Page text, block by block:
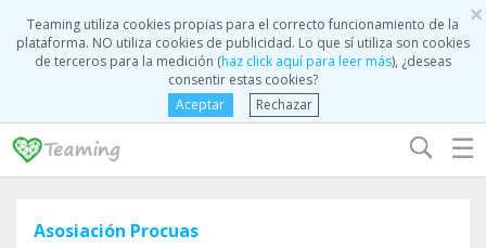
×
Teaming utiliza cookies propias para el correcto funcionamiento de la
plataforma. NO utiliza cookies de publicidad. Lo que sí utiliza son cookies
de terceros para la medición (haz click aquí para leer más), ¿deseas
consentir estas cookies?
Aceptar
Rechazar
☰
Asosiación Procuas